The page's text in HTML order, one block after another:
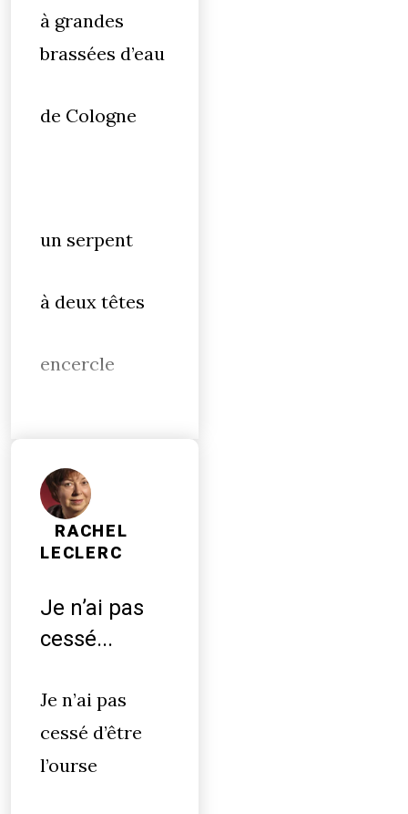
à grandes
brassées d’eau
de Cologne
un serpent
à deux têtes
encercle
RACHEL
LECLERC
Je n’ai pas
cessé...
Je n’ai pas
cessé d’être
l’ourse